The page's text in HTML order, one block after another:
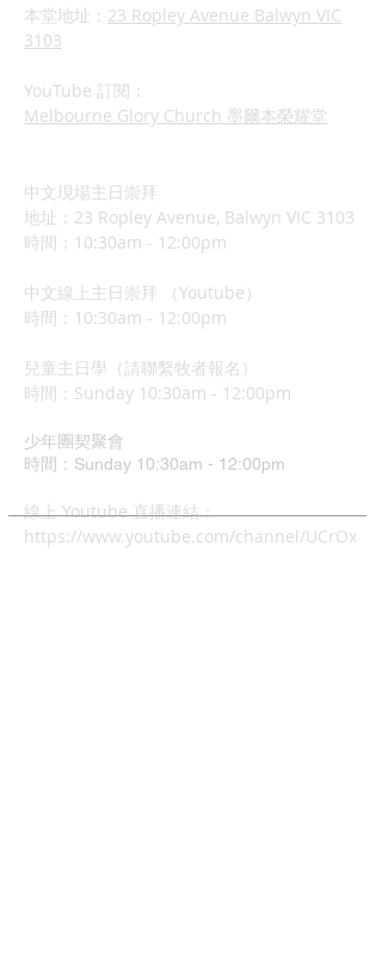
本堂地址： 23 Ropley Avenue Balwyn VIC
3103
YouTube 訂閱：
Melbourne Glory Church 墨爾本榮耀堂
中文現場主日崇拜
地址：23 Ropley Avenue, Balwyn VIC 3103
時間：10:30am - 12:00pm
中文線上主日崇拜 （Youtube）
時間：10:30am - 12:00pm
兒童主日學（請聯繫牧者報名）
​時間：Sunday 10:30am - 12:00pm
少年團契聚會
時間：Sunday 10:30am - 12:00pm
​線上 Youtube 直播連結：
https://www.youtube.com/channel/UCrOx